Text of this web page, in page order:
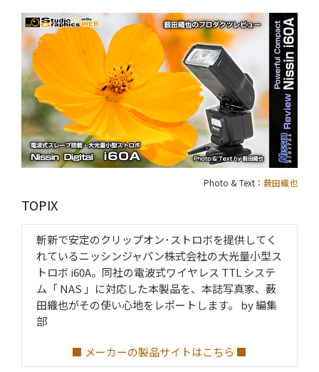
Photo & Text： 薮田織也
TOPIX
斬新で安定のクリップオン･ストロボを提供してく
れているニッシンジャパン株式会社の大光量小型ス
トロボ i60A。同社の電波式ワイヤレス TTL システ
ム「 NAS 」に対応した本製品を、本誌写真家、薮
田織也がその使い心地をレポートします。 by 編集
部
■ メーカーの製品サイトはこちら ■